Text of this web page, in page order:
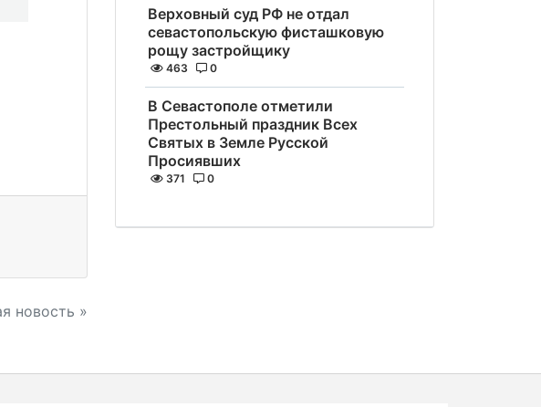
новость »
Верховный суд РФ не отдал
севастопольскую фисташковую
рощу застройщику
463 0
В Севастополе отметили
Престольный праздник Всех
Святых в Земле Русской
Просиявших
371 0